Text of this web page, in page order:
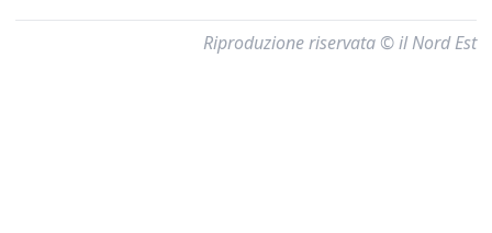
Riproduzione riservata © il Nord Est